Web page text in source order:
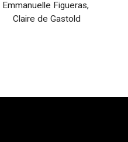
Emmanuelle Figueras,
Claire de Gastold